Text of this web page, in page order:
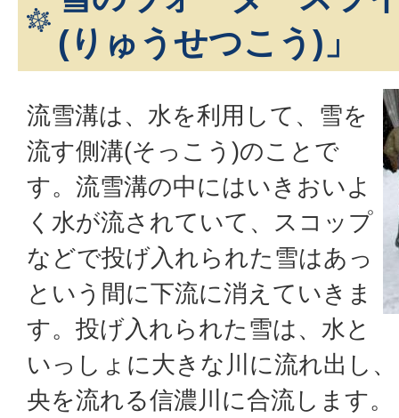
(りゅうせつこう)」
流雪溝は、水を利用して、雪を
流す側溝(そっこう)のことで
す。流雪溝の中にはいきおいよ
く水が流されていて、スコップ
などで投げ入れられた雪はあっ
という間に下流に消えていきま
す。投げ入れられた雪は、水と
いっしょに大きな川に流れ出し
央を流れる信濃川に合流します。